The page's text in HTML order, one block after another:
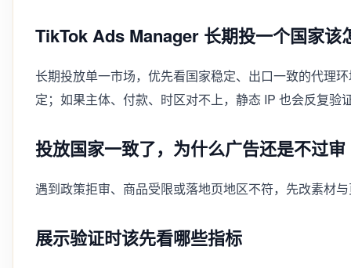
TikTok Ads Manager 长期投一个国家该
长期投放单一市场，优先看国家稳定、出口一致的代理
定；如果主体、付款、时区对不上，静态 IP 也会反复验
投放国家一致了，为什么广告还是不过审
遇到政策拒审、商品受限或落地页地区不符，先改素材
展示验证时该先看哪些指标